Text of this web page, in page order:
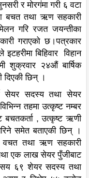
र मोरगंमा गरी ६ वटा
बचत तथा ऋण सहकारी
गरि रजत जयन्तीका
गराएको छ।पत्रकार
बिहिवार विहान
शुक्रवार २४औं बार्षिक
दिएकी छिन् ।
सेयर सदस्य तथा सेयर
तहमा उत्कृष्ट नम्बर
बचतकर्ता , उत्कृष्ट ऋणी
समेत बताएकी छिन् ।
वचत तथा ऋण सहकारी
एक लाख सेयर पुँजीबाट
सय ६९ शेयर सदस्य तथा